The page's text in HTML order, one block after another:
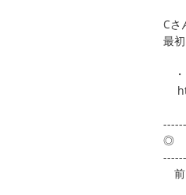
Cさ
最
・
◎
前